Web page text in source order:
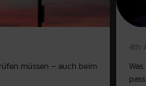
müssen – auch beim
4th